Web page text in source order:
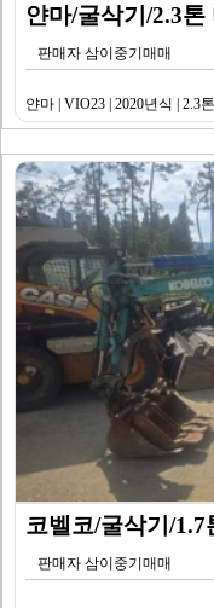
얀마/굴삭기/2.3
판매자 삼이중기매매
얀마 | VIO23 | 2020년식 | 2.3
판매자 삼이중기매매